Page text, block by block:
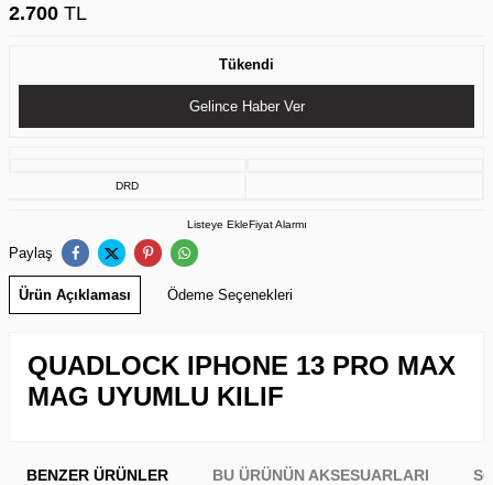
2.700 TL
Tükendi
Gelince Haber Ver
DRD
Listeye EkleFiyat Alarmı
Paylaş
Ürün Açıklaması Ödeme Seçenekleri
QUADLOCK IPHONE 13 PRO MAX
MAG UYUMLU KILIF
BENZER ÜRÜNLER BU ÜRÜNÜN AKSESUARLARI